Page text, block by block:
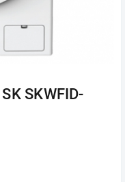
SKWFID-